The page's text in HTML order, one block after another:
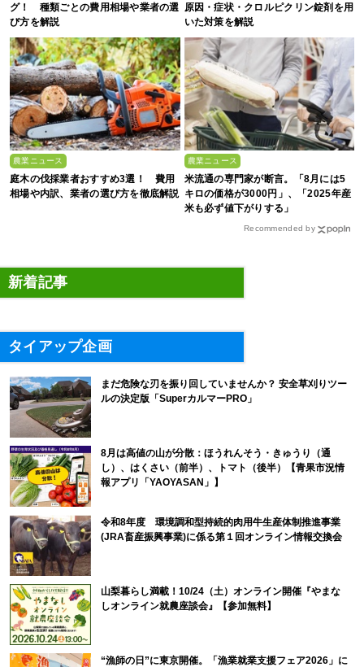
グ！ 種類ごとの費用相場や業者の選
び方を解説
原因・症状・クロルピクリン錠剤を用
いた対策を解説
農業ニュース
庭木の伐採業者おすすめ3選！ 費用
相場や内訳、業者の選び方を徹底解説
農業ニュース
米流通の専門家が断言。「8月には5
キロの価格が3000円」、「2025年産
米も必ず値下がりする」
Recommended by
新着記事
タイアップ企画
まだ危険な刃を振り回していませんか？ 安全草刈りツー
ルの決定版「SuperカルマーPRO」
8月は高値の山が分散：ほうれんそう・きゅうり（通
し）、はくさい（前半）、トマト（後半）【青果市況情
報アプリ「YAOYASAN」】
令和8年度 環境調和型持続的肉用牛生産体制推進事業
(JRA畜産振興事業)に係る第１回オンライン情報交換会
山梨暮らし満載！10/24（土）オンライン開催『やまな
しオンライン就農座談会』【参加無料】
“漁師の日”に東京開催。「漁業就業支援フェア2026」に